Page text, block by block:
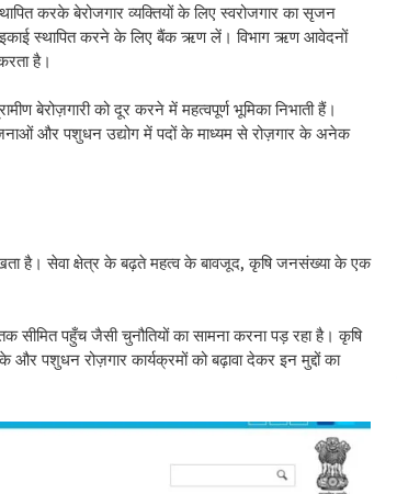
करके बेरोजगार व्यक्तियों के लिए स्वरोजगार का सृजन
इकाई स्थापित करने के लिए बैंक ऋण लें। विभाग ऋण आवेदनों
है।
को दूर करने में महत्वपूर्ण भूमिका निभाती हैं।
और पशुधन उद्योग में पदों के माध्यम से रोज़गार के अनेक
है। सेवा क्षेत्र के बढ़ते महत्व के बावजूद, कृषि जनसंख्या के एक
सीमित पहुँच जैसी चुनौतियों का सामना करना पड़ रहा है। कृषि
पशुधन रोज़गार कार्यक्रमों को बढ़ावा देकर इन मुद्दों का